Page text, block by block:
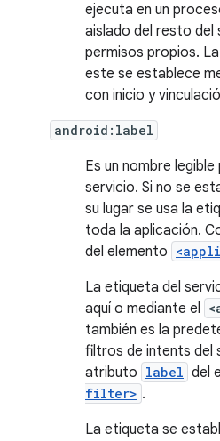
ejecuta en un
aislado del resto del
permisos propios.
este se establece
con inicio y
android:label
Es un nombre
servicio. Si no se
su lugar se usa la
toda la aplicación.
del elemento
La etiqueta del
aquí o mediante el
también es la
filtros de intents del
atributo label del
filter> .
La etiqueta se